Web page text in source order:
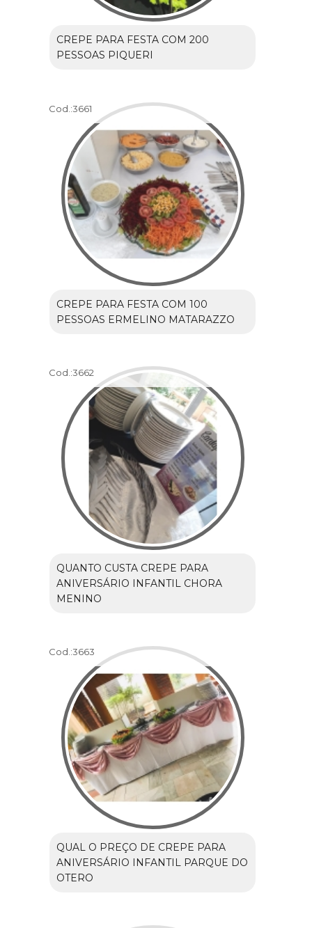
CREPE PARA FESTA COM 200
PESSOAS PIQUERI
Cod.:3661
CREPE PARA FESTA COM 100
PESSOAS ERMELINO MATARAZZO
Cod.:3662
QUANTO CUSTA CREPE PARA
ANIVERSÁRIO INFANTIL CHORA
MENINO
Cod.:3663
QUAL O PREÇO DE CREPE PARA
ANIVERSÁRIO INFANTIL PARQUE DO
OTERO